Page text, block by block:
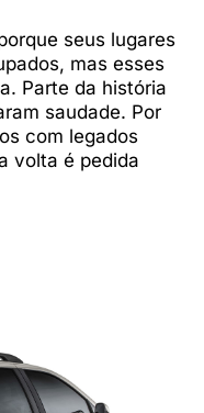
seus lugares
mas esses
Parte da história
saudade. Por
com legados
volta é pedida